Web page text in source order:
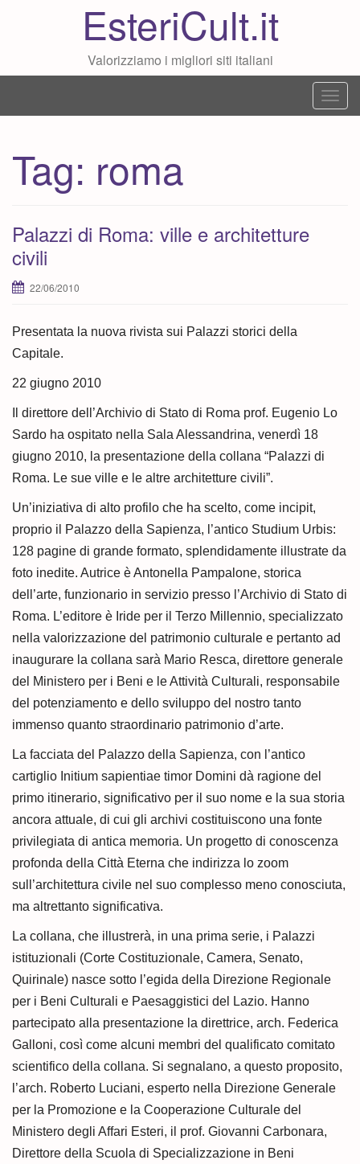
EsteriCult.it
Valorizziamo i migliori siti italiani
T
o
Tag: roma
Palazzi di Roma: ville e architetture
civili
22/06/2010
Presentata la nuova rivista sui Palazzi storici della
Capitale.
22 giugno 2010
Il direttore dell’Archivio di Stato di Roma prof. Eugenio Lo
Sardo ha ospitato nella Sala Alessandrina, venerdì 18
giugno 2010, la presentazione della collana “Palazzi di
Roma. Le sue ville e le altre architet­ture civili”.
Un’iniziativa di alto profilo che ha scelto, come incipit,
proprio il Palazzo della Sapienza, l’antico Studium Urbis:
128 pagine di grande formato, splendidamente illustrate da
foto inedite. Autrice è Antonella Pampalone, storica
dell’arte, funzionario in servizio presso l’Archivio di Stato di
Roma. L’editore è Iride per il Terzo Millen­nio, specializzato
nella valorizzazione del patrimonio culturale e pertanto ad
inaugurare la collana sarà Mario Resca, direttore generale
del Ministero per i Beni e le Attività Culturali, responsabile
del potenziamento e dello sviluppo del nostro tanto
immenso quanto straordinario patrimonio d’arte.
La facciata del Palazzo della Sapienza, con l’antico
cartiglio Initium sapientiae timor Domini dà ragione del
primo itinerario, significativo per il suo nome e la sua storia
ancora attuale, di cui gli archivi costituiscono una fonte
privilegiata di antica memoria. Un progetto di conoscenza
profonda della Città Eterna che indirizza lo zoom
sull’architettura civile nel suo complesso meno conosciuta,
ma altrettanto significativa.
La collana, che illustrerà, in una prima serie, i Palazzi
istituzionali (Corte Costituzionale, Camera, Senato,
Quirinale) nasce sotto l’egida della Direzione Regionale
per i Beni Culturali e Paesaggistici del Lazio. Hanno
partecipato alla presentazione la direttrice, arch. Federica
Galloni, così come alcuni membri del qualificato comitato
scientifico della collana. Si segnalano, a questo proposito,
l’arch. Roberto Luciani, esperto nella Direzione Generale
per la Promozione e la Cooperazione Culturale del
Ministero degli Affari Esteri, il prof. Giovanni Carbonara,
Diretto­re della Scuola di Specializzazione in Beni